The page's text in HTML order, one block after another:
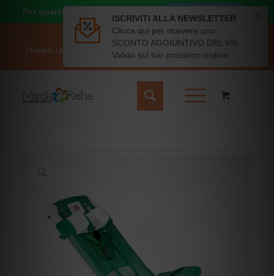
Il mio account
Carrello
Chiama: +39 331 6689828 - Scrivici: info@mediareha.it
- SPEDIZIONE
GRATUITA SOPRA I 50€
Per qualsiasi dubbio o richiesta